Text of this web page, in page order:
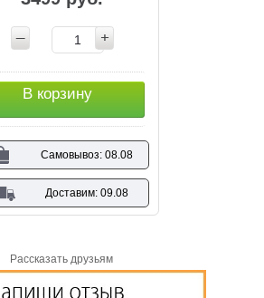
В корзину
Самовывоз: 08.08
Доставим: 09.08
Рассказать друзьям